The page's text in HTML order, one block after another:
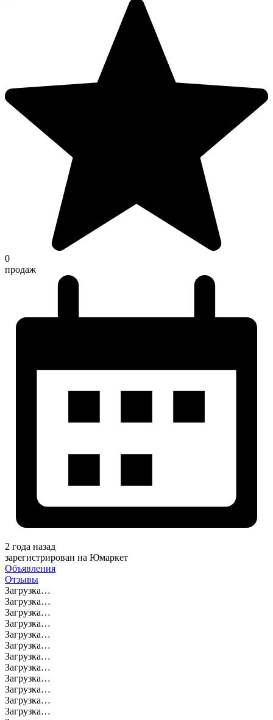
0
продаж
2 года назад
зарегистрирован на Юмаркет
Объявления
Отзывы
Загрузка…
Загрузка…
Загрузка…
Загрузка…
Загрузка…
Загрузка…
Загрузка…
Загрузка…
Загрузка…
Загрузка…
Загрузка…
Загрузка…